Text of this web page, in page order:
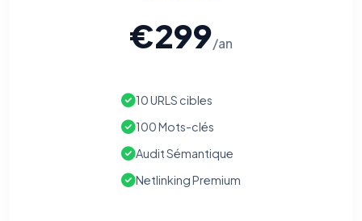
€299/an
10 URLS cibles
100 Mots-clés
Audit Sémantique
Netlinking Premium